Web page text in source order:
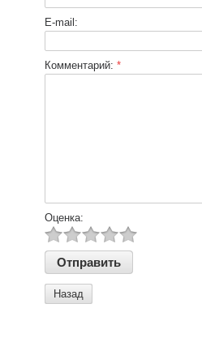
E-mail:
Комментарий: *
Оценка:
Назад